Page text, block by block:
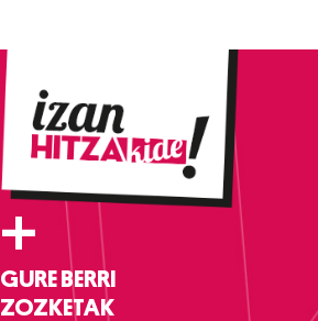
+
GURE BERRI
ZOZKETAK